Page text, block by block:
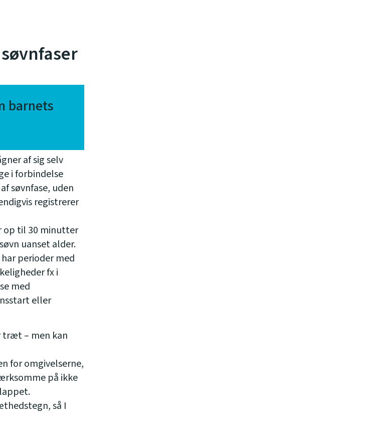
barnets
af sig selv
i forbindelse
søvnfase, uden
registrerer
op til 30 minutter
uanset alder.
perioder med
fx i
med
eller
træt – men kan
for omgivelserne,
på ikke
så I